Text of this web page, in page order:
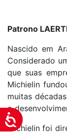
Acessibilidade
Patrono
Nascido em
Considerado
que suas
Michielin
muitas
o
Michielin foi